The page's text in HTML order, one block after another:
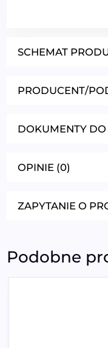
SCHEMAT
PRODUCENT/
DOKUMENTY
OPINIE (0)
ZAPYTANIE O
Podobne